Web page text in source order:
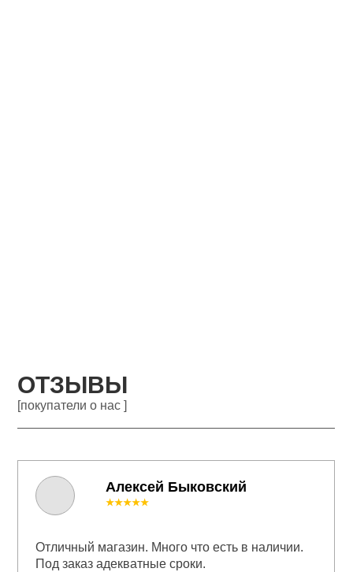
ОТЗЫВЫ
[покупатели о нас ]
Алексей Быковский
★★★★★
Отличный магазин. Много что есть в наличии.
Под заказ адекватные сроки.